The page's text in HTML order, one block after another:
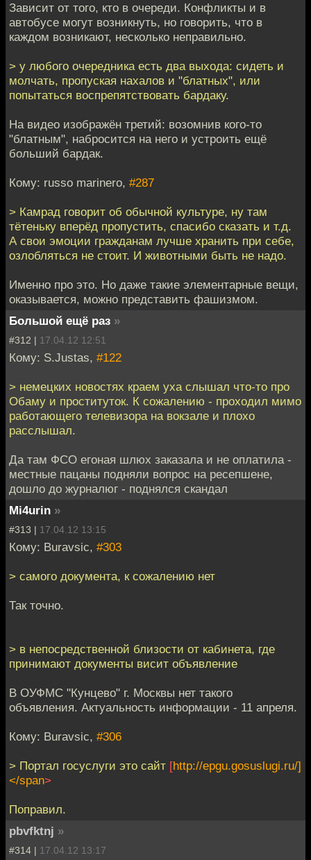
Зависит от того, кто в очереди. Конфликты и в
автобусе могут возникнуть, но говорить, что в
каждом возникают, несколько неправильно.
> у любого очередника есть два выхода: сидеть и
молчать, пропуская нахалов и "блатных", или
попытаться воспрепятствовать бардаку.
На видео изображён третий: возомнив кого-то
"блатным", набросится на него и устроить ещё
больший бардак.
Кому: russo marinero, #287
> Камрад говорит об обычной культуре, ну там
тётеньку вперёд пропустить, спасибо сказать и т.д.
А свои эмоции гражданам лучше хранить при себе,
озлобляться не стоит. И животными быть не надо.
Именно про это. Но даже такие элементарные вещи,
оказывается, можно представить фашизмом.
Большой ещё раз »
#312 | 17.04.12 12:51
Кому: S.Justas, #122
> немецких новостях краем уха слышал что-то про
Обаму и проституток. К сожалению - проходил мимо
работающего телевизора на вокзале и плохо
расслышал.
Да там ФСО егоная шлюх заказала и не оплатила -
местные пацаны подняли вопрос на ресепшене,
дошло до журналюг - поднялся скандал
Mi4urin »
#313 | 17.04.12 13:15
Кому: Buravsic, #303
> самого документа, к сожалению нет
Так точно.
> в непосредственной близости от кабинета, где
принимают документы висит объявление
В ОУФМС "Кунцево" г. Москвы нет такого
объявления. Актуальность информации - 11 апреля.
Кому: Buravsic, #306
> Портал госуслуги это сайт [http://epgu.gosuslugi.ru/]
</span>
Поправил.
pbvfktnj »
#314 | 17.04.12 13:17